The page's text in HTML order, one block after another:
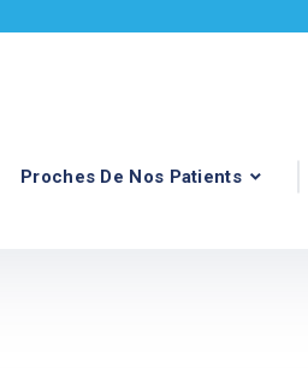
Proches De Nos Patients